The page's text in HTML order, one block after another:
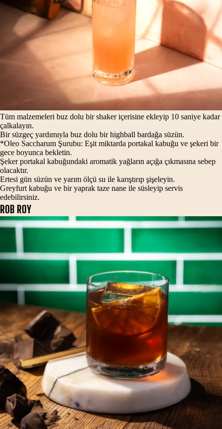
Tüm malzemeleri buz dolu bir shaker içerisine ekleyip 10 saniye kadar
çalkalayın.
Bir süzgeç yardımıyla buz dolu bir highball bardağa süzün.
*Oleo Saccharum Şurubu: Eşit miktarda portakal kabuğu ve şekeri bir
gece boyunca bekletin.
Şeker portakal kabuğundaki aromatik yağların açığa çıkmasına sebep
olacaktır.
Ertesi gün süzün ve yarım ölçü su ile karıştırıp şişeleyin.
Greyfurt kabuğu ve bir yaprak taze nane ile süsleyip servis
edebilirsiniz.
ROB ROY